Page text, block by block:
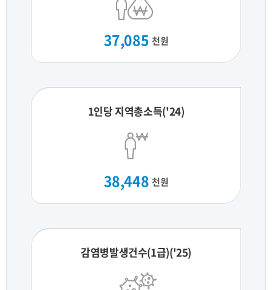
37,085 천원
1인당 지역총소득('24)
38,448 천원
감염병발생건수(1급)('25)